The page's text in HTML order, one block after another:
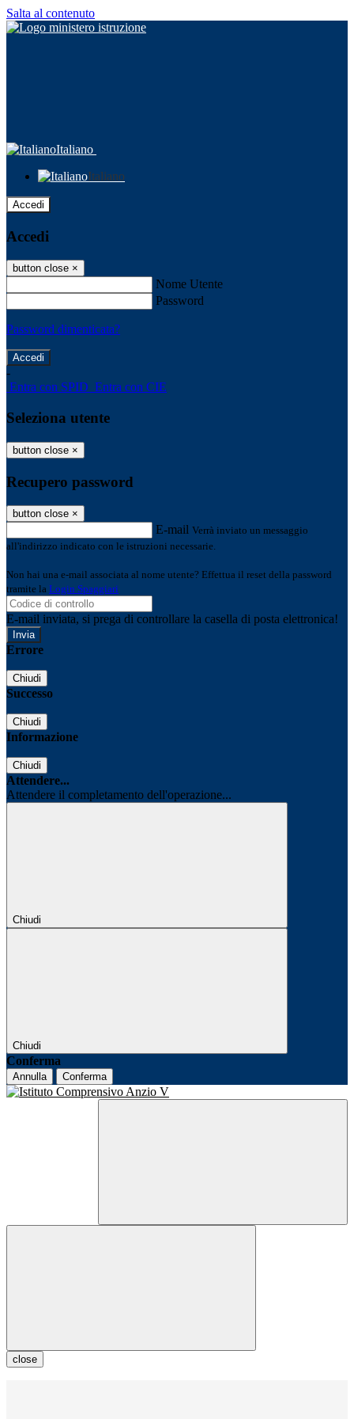
Salta al contenuto
Italiano
Italiano
Accedi
Accedi
button close ×
Nome Utente
Password
Password dimenticata?
-
Entra con SPID Entra con CIE
Seleziona utente
button close ×
Recupero password
button close ×
E-mail Verrà inviato un messaggio
all'indirizzo indicato con le istruzioni necessarie.
Non hai una e-mail associata al nome utente? Effettua il reset della password
tramite la Login Spaggiari
E-mail inviata, si prega di controllare la casella di posta elettronica!
Errore
Chiudi
Successo
Chiudi
Informazione
Chiudi
Attendere...
Attendere il completamento dell'operazione...
Chiudi
Chiudi
Conferma
Annulla Conferma
close